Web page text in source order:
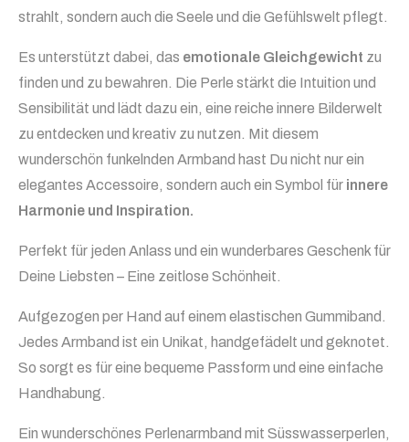
strahlt, sondern auch die Seele und die Gefühlswelt pflegt.
Es unterstützt dabei, das emotionale Gleichgewicht zu
finden und zu bewahren. Die Perle stärkt die Intuition und
Sensibilität und lädt dazu ein, eine reiche innere Bilderwelt
zu entdecken und kreativ zu nutzen. Mit diesem
wunderschön funkelnden Armband hast Du nicht nur ein
elegantes Accessoire, sondern auch ein Symbol für innere
Harmonie und Inspiration.
Perfekt für jeden Anlass und ein wunderbares Geschenk für
Deine Liebsten – Eine zeitlose Schönheit.
Aufgezogen per Hand auf einem elastischen Gummiband.
Jedes Armband ist ein Unikat, handgefädelt und geknotet.
So sorgt es für eine bequeme Passform und eine einfache
Handhabung.
Ein wunderschönes Perlenarmband mit Süsswasserperlen,